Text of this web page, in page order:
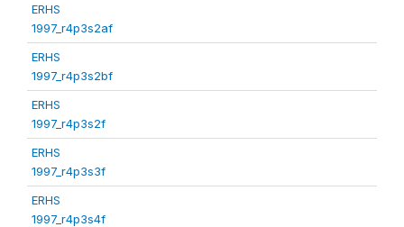
ERHS
1997_r4p3s2af
ERHS
1997_r4p3s2bf
ERHS
1997_r4p3s2f
ERHS
1997_r4p3s3f
ERHS
1997_r4p3s4f